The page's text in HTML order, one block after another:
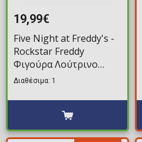
19,99€
Five Night at Freddy's -
Rockstar Freddy
Φιγούρα Λούτρινο
(30cm)
Διαθέσιμα: 1